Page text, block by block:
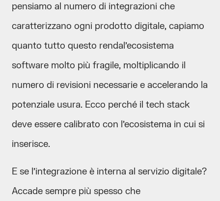
pensiamo al numero di integrazioni che
caratterizzano ogni prodotto digitale, capiamo
quanto tutto questo rendal’ecosistema
software molto più fragile, moltiplicando il
numero di revisioni necessarie e accelerando la
potenziale usura. Ecco perché il tech stack
deve essere calibrato con l’ecosistema in cui si
inserisce.
E se l’integrazione è interna al servizio digitale?
Accade sempre più spesso che